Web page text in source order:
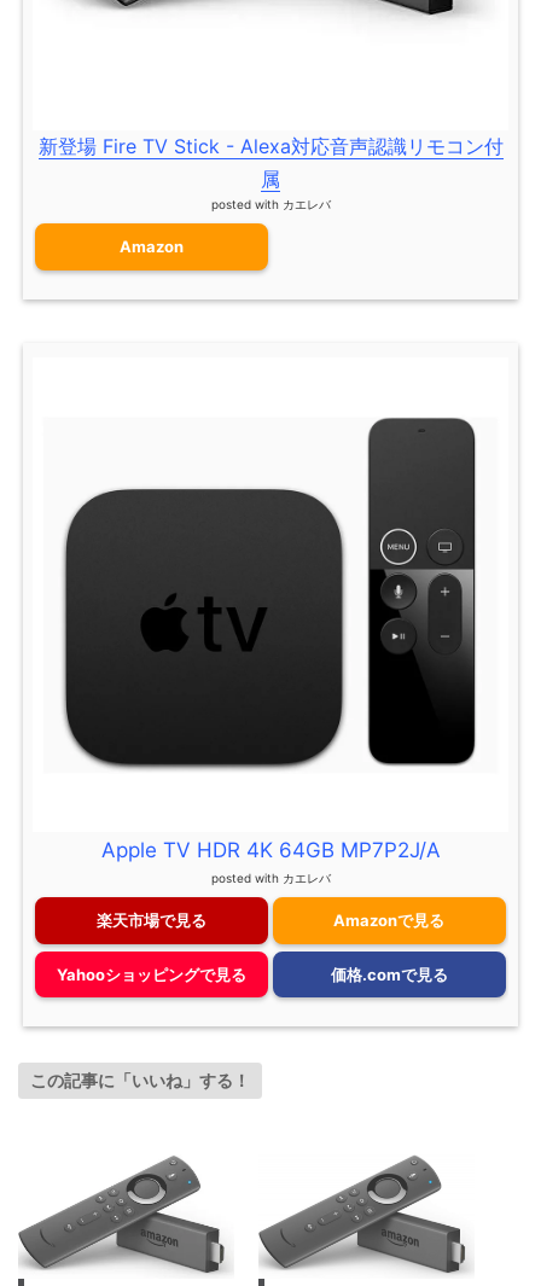
新登場 Fire TV Stick - Alexa対応音声認識リモコン付
属
posted with カエレバ
Amazon
Apple TV HDR 4K 64GB MP7P2J/A
posted with カエレバ
楽天市場で見る Amazonで見る
Yahooショッピングで見る 価格.comで見る
この記事に「いいね」する！